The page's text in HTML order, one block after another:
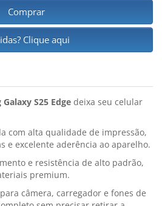
Comprar
Clique aqui
S25 Edge deixa seu celular
com alta qualidade de impressão,
e excelente aderência ao aparelho.
e resistência de alto padrão,
premium.
câmera, carregador e fones de